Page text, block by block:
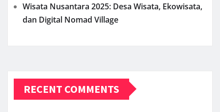
Wisata Nusantara 2025: Desa Wisata, Ekowisata,
dan Digital Nomad Village
RECENT COMMENTS